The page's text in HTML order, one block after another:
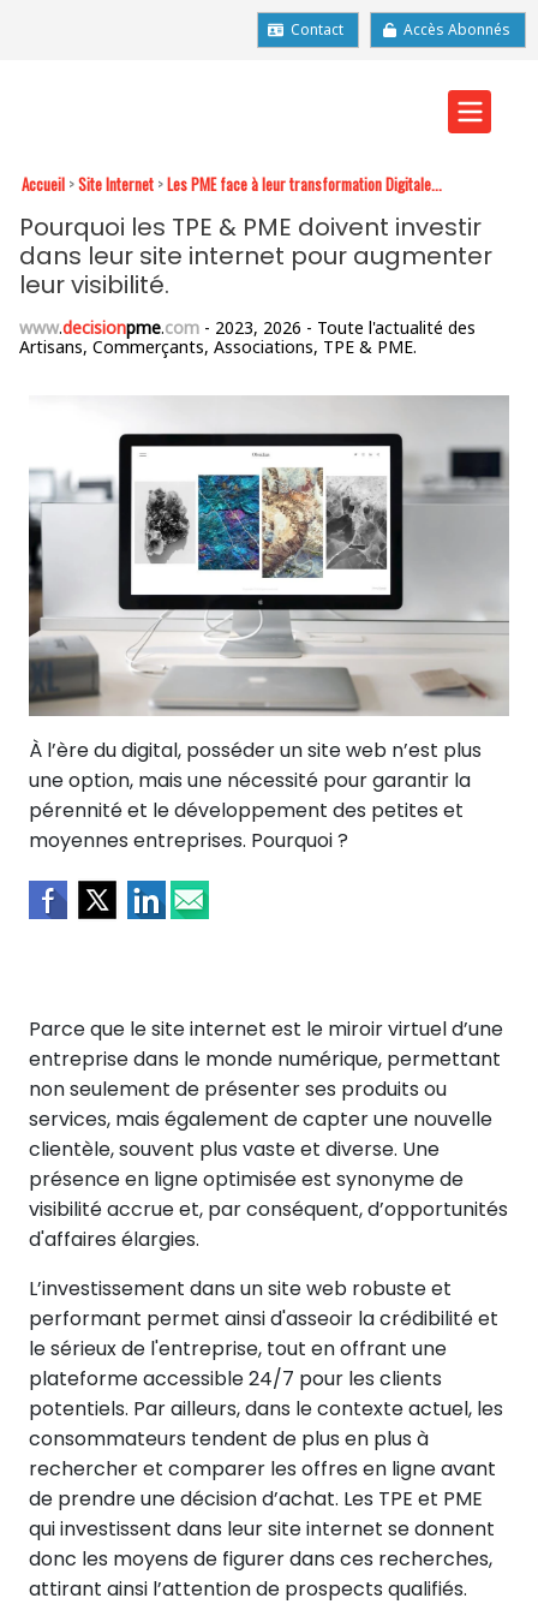
Contact Accès Abonnés
Accueil >Site Internet >Les PME face à leur transformation Digitale...
Pourquoi les TPE & PME doivent investir
dans leur site internet pour augmenter
leur visibilité.
www.decisionpme.com - 2023, 2026 - Toute l'actualité des
Artisans, Commerçants, Associations, TPE & PME.
À l’ère du digital, posséder un site web n’est plus
une option, mais une nécessité pour garantir la
pérennité et le développement des petites et
moyennes entreprises. Pourquoi ?
Parce que le site internet est le miroir virtuel d’une
entreprise dans le monde numérique, permettant
non seulement de présenter ses produits ou
services, mais également de capter une nouvelle
clientèle, souvent plus vaste et diverse. Une
présence en ligne optimisée est synonyme de
visibilité accrue et, par conséquent, d’opportunités
d'affaires élargies.
L’investissement dans un site web robuste et
performant permet ainsi d'asseoir la crédibilité et
le sérieux de l'entreprise, tout en offrant une
plateforme accessible 24/7 pour les clients
potentiels. Par ailleurs, dans le contexte actuel, les
consommateurs tendent de plus en plus à
rechercher et comparer les offres en ligne avant
de prendre une décision d’achat. Les TPE et PME
qui investissent dans leur site internet se donnent
donc les moyens de figurer dans ces recherches,
attirant ainsi l’attention de prospects qualifiés.